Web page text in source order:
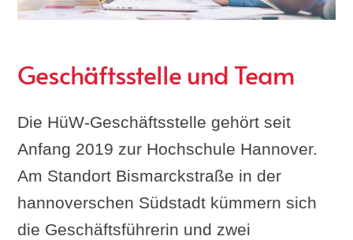
Geschäftsstelle und Team
Die HüW-Geschäftsstelle gehört seit
Anfang 2019 zur Hochschule Hannover.
Am Standort Bismarckstraße in der
hannoverschen Südstadt kümmern sich
die Geschäftsführerin und zwei